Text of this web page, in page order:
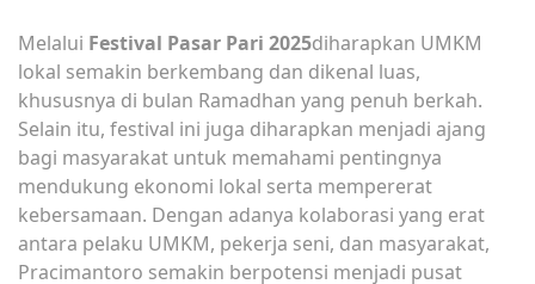
Melalui Festival Pasar Pari 2025diharapkan UMKM
lokal semakin berkembang dan dikenal luas,
khususnya di bulan Ramadhan yang penuh berkah.
Selain itu, festival ini juga diharapkan menjadi ajang
bagi masyarakat untuk memahami pentingnya
mendukung ekonomi lokal serta mempererat
kebersamaan. Dengan adanya kolaborasi yang erat
antara pelaku UMKM, pekerja seni, dan masyarakat,
Pracimantoro semakin berpotensi menjadi pusat